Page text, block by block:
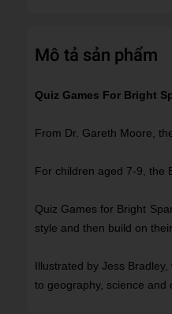
Mô tả sản phẩm
Quiz Games For Bright
From Dr. Gareth Moore,
For children aged 7-9, the
Quiz Games for Bright
style and then build on their
Illustrated by Jess
to geography, science and